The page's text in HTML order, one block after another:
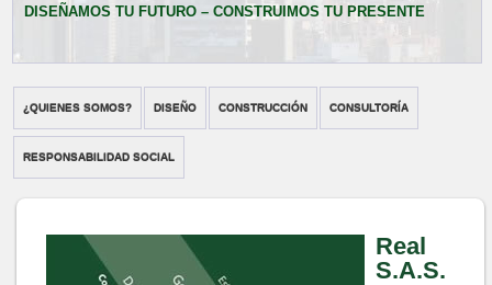
DISEÑAMOS TU FUTURO – CONSTRUIMOS TU PRESENTE
¿QUIENES SOMOS? DISEÑO CONSTRUCCIÓN CONSULTORÍA
RESPONSABILIDAD SOCIAL
Real
S.A.S.